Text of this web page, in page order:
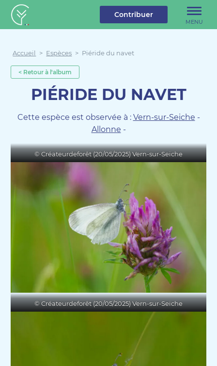
Créateur de forêt
MENU
Contribuer
Accueil > Espèces > Piéride du navet
< Retour à l'album
PIÉRIDE DU NAVET
Cette espèce est observée à : Vern-sur-Seiche -
Allonne -
© Créateurdeforêt (20/05/2025) Vern-sur-Seiche
© Créateurdeforêt (20/05/2025) Vern-sur-Seiche